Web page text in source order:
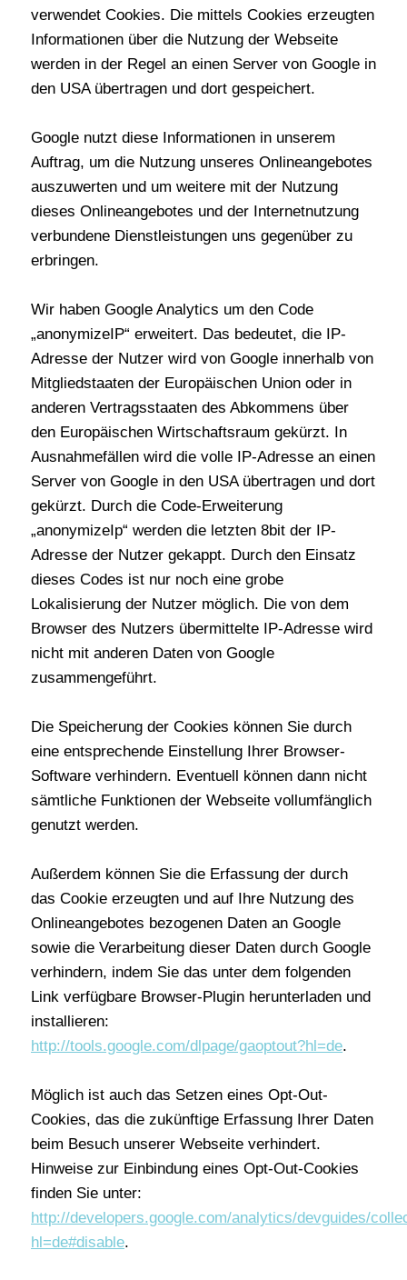
verwendet Cookies. Die mittels Cookies erzeugten
Informationen über die Nutzung der Webseite
werden in der Regel an einen Server von Google in
den USA übertragen und dort gespeichert.
Google nutzt diese Informationen in unserem
Auftrag, um die Nutzung unseres Onlineangebotes
auszuwerten und um weitere mit der Nutzung
dieses Onlineangebotes und der Internetnutzung
verbundene Dienstleistungen uns gegenüber zu
erbringen.
Wir haben Google Analytics um den Code
„anonymizeIP“ erweitert. Das bedeutet, die IP-
Adresse der Nutzer wird von Google innerhalb von
Mitgliedstaaten der Europäischen Union oder in
anderen Vertragsstaaten des Abkommens über
den Europäischen Wirtschaftsraum gekürzt. In
Ausnahmefällen wird die volle IP-Adresse an einen
Server von Google in den USA übertragen und dort
gekürzt. Durch die Code-Erweiterung
„anonymizeIp“ werden die letzten 8bit der IP-
Adresse der Nutzer gekappt. Durch den Einsatz
dieses Codes ist nur noch eine grobe
Lokalisierung der Nutzer möglich. Die von dem
Browser des Nutzers übermittelte IP-Adresse wird
nicht mit anderen Daten von Google
zusammengeführt.
Die Speicherung der Cookies können Sie durch
eine entsprechende Einstellung Ihrer Browser-
Software verhindern. Eventuell können dann nicht
sämtliche Funktionen der Webseite vollumfänglich
genutzt werden.
Außerdem können Sie die Erfassung der durch
das Cookie erzeugten und auf Ihre Nutzung des
Onlineangebotes bezogenen Daten an Google
sowie die Verarbeitung dieser Daten durch Google
verhindern, indem Sie das unter dem folgenden
Link verfügbare Browser-Plugin herunterladen und
installieren:
http://tools.google.com/dlpage/gaoptout?hl=de.
Möglich ist auch das Setzen eines Opt-Out-
Cookies, das die zukünftige Erfassung Ihrer Daten
beim Besuch unserer Webseite verhindert.
Hinweise zur Einbindung eines Opt-Out-Cookies
finden Sie unter:
http://developers.google.com/analytics/devguides/
hl=de#disable.